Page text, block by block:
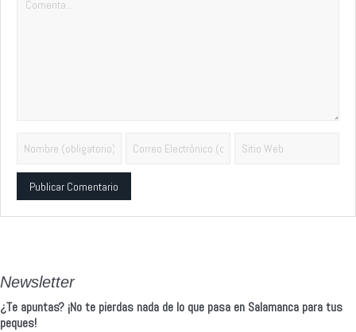
Newsletter
¿Te apuntas? ¡No te pierdas nada de lo que pasa en Salamanca para tus
peques!